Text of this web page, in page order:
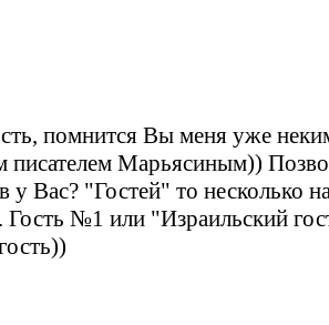
помнится Вы меня уже
писателем Марьясиным))
у Вас? "Гостей" то несколько
Гость №1 или "Израильский